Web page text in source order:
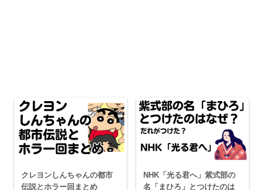
クレヨンしんちゃんの都市
伝説とホラー回まとめ
NHK「光る君へ」紫式部の
名「まひろ」とつけたのは